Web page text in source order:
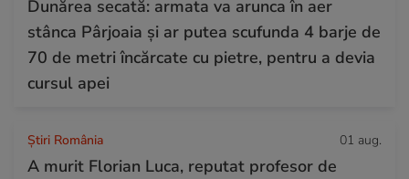
Dunărea secată: armata va arunca în aer
stânca Pârjoaia și ar putea scufunda 4 barje de
70 de metri încărcate cu pietre, pentru a devia
cursul apei
Știri România 01 aug.
A murit Florian Luca, reputat profesor de